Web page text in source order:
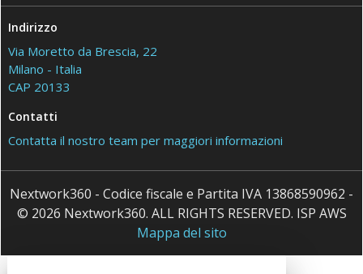
Indirizzo
Via Moretto da Brescia, 22
Milano - Italia
CAP 20133
Contatti
Contatta il nostro team per maggiori informazioni
Nextwork360 - Codice fiscale e Partita IVA 13868590962 -
© 2026 Nextwork360. ALL RIGHTS RESERVED. ISP AWS
Mappa del sito